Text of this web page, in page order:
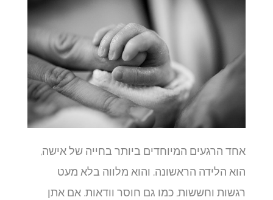
אחד הרגעים המיוחדים ביותר בחייה של אישה,
הוא הלידה הראשונה, והוא מלווה בלא מעט
רגשות וחששות, כמו גם חוסר וודאות. אם אתן